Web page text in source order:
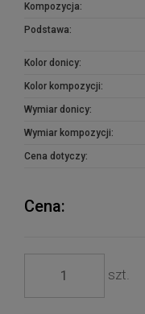
prezentuje się na
pracowni
naszych autorskich
wykonane z
dopracowane w
Do stworzenia
i dodatki najwyższej
odporne na
Kompozycja:
Podstawa:
Kolor donicy:
Kolor kompozycji:
Wymiar donicy:
Wymiar kompozycji:
Cena dotyczy:
Cena:
szt.